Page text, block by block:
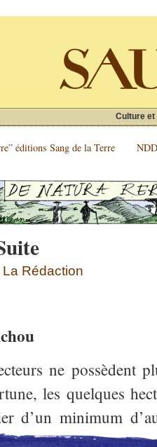
Culture et
éditions Sang de la Terre
La Rédaction
ne possèdent
les quelques
d’un minimum